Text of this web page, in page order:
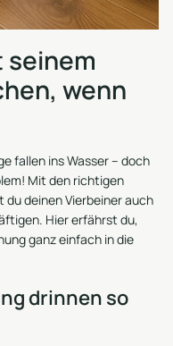
seinem
wenn
fallen ins Wasser – doch
Mit den richtigen
du deinen Vierbeiner auch
Hier erfährst du,
ganz einfach in die
drinnen so